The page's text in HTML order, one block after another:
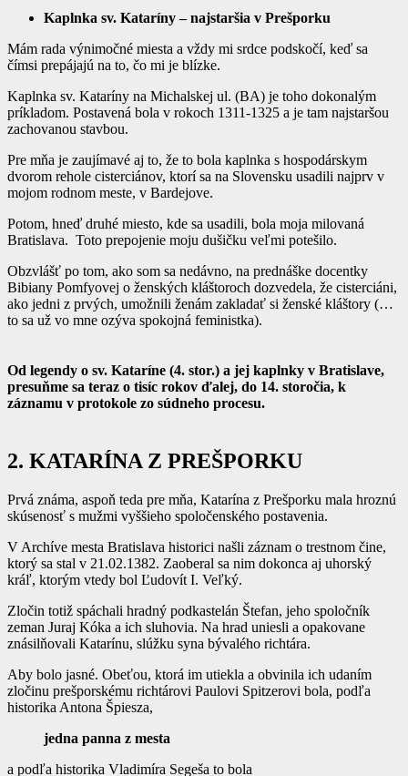
Kaplnka sv. Kataríny – najstaršia v Prešporku
Mám rada výnimočné miesta a vždy mi srdce podskočí, keď sa
čímsi prepájajú na to, čo mi je blízke.
Kaplnka sv. Kataríny na Michalskej ul. (BA) je toho dokonalým
príkladom. Postavená bola v rokoch 1311-1325 a je tam najstaršou
zachovanou stavbou.
Pre mňa je zaujímavé aj to, že to bola kaplnka s hospodárskym
dvorom rehole cisterciánov, ktorí sa na Slovensku usadili najprv v
mojom rodnom meste, v Bardejove.
Potom, hneď druhé miesto, kde sa usadili, bola moja milovaná
Bratislava. Toto prepojenie moju dušičku veľmi potešilo.
Obzvlášť po tom, ako som sa nedávno, na prednáške docentky
Bibiany Pomfyovej o ženských kláštoroch dozvedela, že cisterciáni,
ako jedni z prvých, umožnili ženám zakladať si ženské kláštory (…
to sa už vo mne ozýva spokojná feministka).
Od legendy o sv. Kataríne (4. stor.) a jej kaplnky v Bratislave,
presuňme sa teraz o tisíc rokov ďalej, do 14. storočia, k
záznamu v protokole zo súdneho procesu.
2. KATARÍNA Z PREŠPORKU
Prvá známa, aspoň teda pre mňa, Katarína z Prešporku mala hroznú
skúsenosť s mužmi vyššieho spoločenského postavenia.
V Archíve mesta Bratislava historici našli záznam o trestnom čine,
ktorý sa stal v 21.02.1382. Zaoberal sa nim dokonca aj uhorský
kráľ, ktorým vtedy bol Ľudovít I. Veľký.
Zločin totiž spáchali hradný podkastelán Štefan, jeho spoločník
zeman Juraj Kóka a ich sluhovia. Na hrad uniesli a opakovane
znásilňovali Katarínu, slúžku syna bývalého richtára.
Aby bolo jasné. Obeťou, ktorá im utiekla a obvinila ich udaním
zločinu prešporskému richtárovi Paulovi Spitzerovi bola, podľa
historika Antona Špiesza,
jedna panna z mesta
a podľa historika Vladimíra Segeša to bola